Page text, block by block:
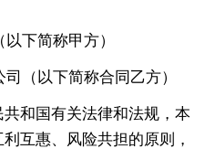
下简称甲方）
（以下简称合同乙方）
和国有关法律和法规，本
互惠、风险共担的原则，